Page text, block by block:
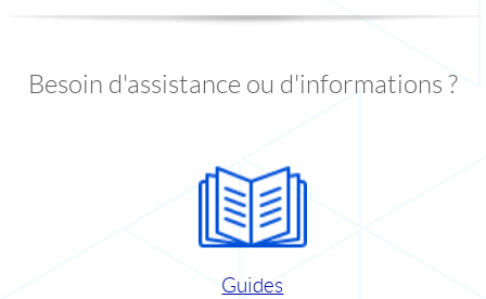
Besoin d'assistance ou d'informations ?
Guides